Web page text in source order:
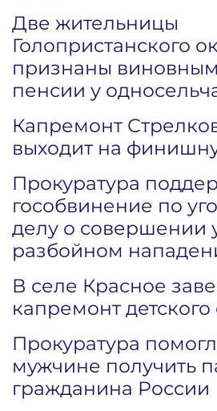
Две жительницы
Голопристанского
признаны
пенсии у
Капремонт
выходит на
Прокуратура
гособвинение по
делу о совершении
разбойном
В селе Красное
капремонт детского
Прокуратура
мужчине получить
гражданина России